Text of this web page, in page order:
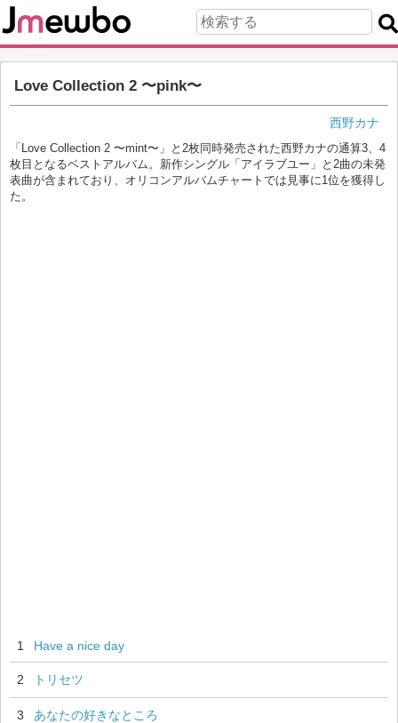
Love Collection 2 〜pink〜
西野カナ
「Love Collection 2 〜mint〜」と2枚同時発売された西野カナの通算3、4
枚目となるベストアルバム。新作シングル「アイラブユー」と2曲の未発
表曲が含まれており、オリコンアルバムチャートでは見事に1位を獲得し
た。
1 Have a nice day
2 トリセツ
3 あなたの好きなところ